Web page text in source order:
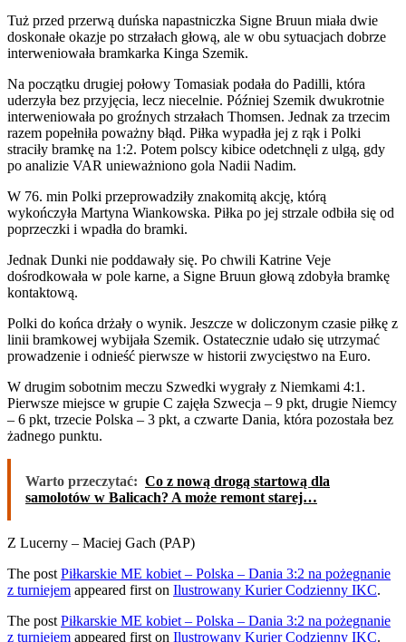
Tuż przed przerwą duńska napastniczka Signe Bruun miała dwie
doskonałe okazje po strzałach głową, ale w obu sytuacjach dobrze
interweniowała bramkarka Kinga Szemik.
Na początku drugiej połowy Tomasiak podała do Padilli, która
uderzyła bez przyjęcia, lecz niecelnie. Później Szemik dwukrotnie
interweniowała po groźnych strzałach Thomsen. Jednak za trzecim
razem popełniła poważny błąd. Piłka wypadła jej z rąk i Polki
straciły bramkę na 1:2. Potem polscy kibice odetchnęli z ulgą, gdy
po analizie VAR unieważniono gola Nadii Nadim.
W 76. min Polki przeprowadziły znakomitą akcję, którą
wykończyła Martyna Wiankowska. Piłka po jej strzale odbiła się od
poprzeczki i wpadła do bramki.
Jednak Dunki nie poddawały się. Po chwili Katrine Veje
dośrodkowała w pole karne, a Signe Bruun głową zdobyła bramkę
kontaktową.
Polki do końca drżały o wynik. Jeszcze w doliczonym czasie piłkę z
linii bramkowej wybijała Szemik. Ostatecznie udało się utrzymać
prowadzenie i odnieść pierwsze w historii zwycięstwo na Euro.
W drugim sobotnim meczu Szwedki wygrały z Niemkami 4:1.
Pierwsze miejsce w grupie C zajęła Szwecja – 9 pkt, drugie Niemcy
– 6 pkt, trzecie Polska – 3 pkt, a czwarte Dania, która pozostała bez
żadnego punktu.
Warto przeczytać: Co z nową drogą startową dla
samolotów w Balicach? A może remont starej…
Z Lucerny – Maciej Gach (PAP)
The post Piłkarskie ME kobiet – Polska – Dania 3:2 na pożegnanie
z turniejem appeared first on Ilustrowany Kurier Codzienny IKC.
The post Piłkarskie ME kobiet – Polska – Dania 3:2 na pożegnanie
z turniejem appeared first on Ilustrowany Kurier Codzienny IKC.